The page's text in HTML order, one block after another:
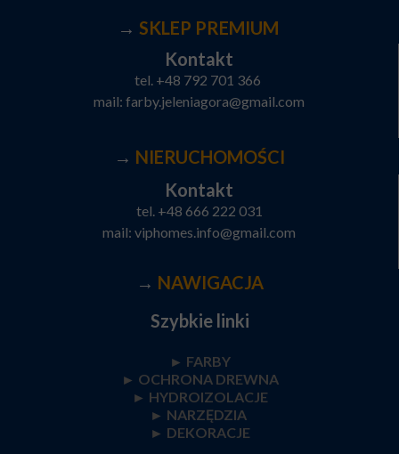
Kontakt
tel. +48 792 701 366
mail: farby.jeleniagora@gmail.com
Kontakt
tel. +48 666 222 031
mail: viphomes.info@gmail.com
Szybkie linki
► FARBY
► OCHRONA DREWNA
► HYDROIZOLACJE
► NARZĘDZIA
► DEKORACJE
→ SKLEP PREMIUM
→ NIERUCHOMOŚCI
→ NAWIGACJA